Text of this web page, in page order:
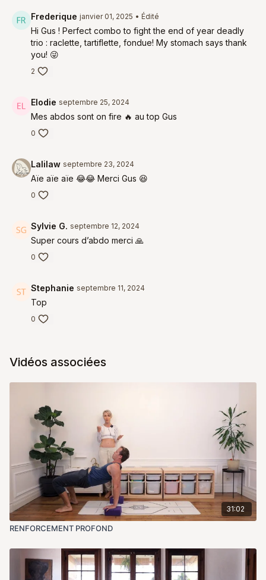
Frederique janvier 01, 2025 • Édité
Hi Gus ! Perfect combo to fight the end of year deadly
trio : raclette, tartiflette, fondue! My stomach says thank
you! 😜
2
Elodie septembre 25, 2024
Mes abdos sont on fire 🔥 au top Gus
0
Lalilaw septembre 23, 2024
Aïe aïe aïe 😂😂 Merci Gus 😆
0
Sylvie G. septembre 12, 2024
Super cours d’abdo merci 🙏
0
Stephanie septembre 11, 2024
Top
0
Vidéos associées
31:02
RENFORCEMENT PROFOND